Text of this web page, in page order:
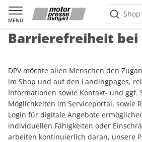
MENÜ
Warenkorb
Barrierefreiheit bei
DPV möchte allen Menschen den
im Shop und auf den Landingpages,
Informationen sowie Kontakt- und ggf.
Möglichkeiten im Serviceportal, sowie
Login für digitale Angebote
individuellen Fähigkeiten oder
arbeiten kontinuierlich daran, unsere